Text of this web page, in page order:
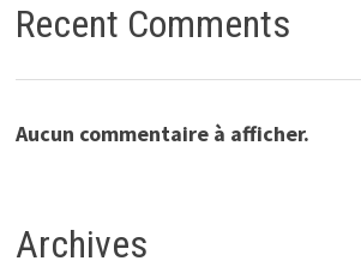
Recent Comments
Aucun commentaire à afficher.
Archives